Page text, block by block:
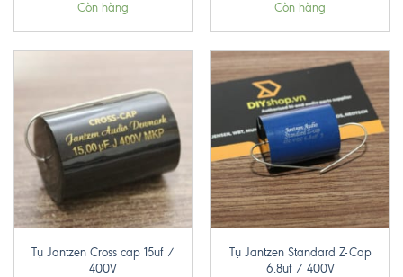
Còn hàng
Còn hàng
Tụ Jantzen Cross cap 15uf /
400V
Tụ Jantzen Standard Z-Cap
6.8uf / 400V